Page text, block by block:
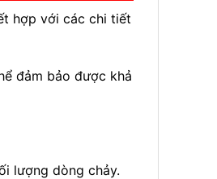
hợp với các chi tiết
đảm bảo được khả
lượng dòng chảy.